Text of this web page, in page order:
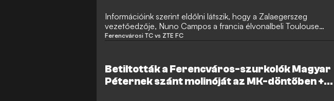
Információink szerint eldőlni látszik, hogy a Zalaegerszeg
vezetőedzője, Nuno Campos a francia élvonalbeli Toulouse
vezetőedzője lesz, akik kifizetik a nem túl magas kivásárlási árát.
Ferencvárosi TC vs ZTE FC
Betiltották a Ferencváros-szurkolók Magyar
Péternek szánt molinóját az MK-döntőben +